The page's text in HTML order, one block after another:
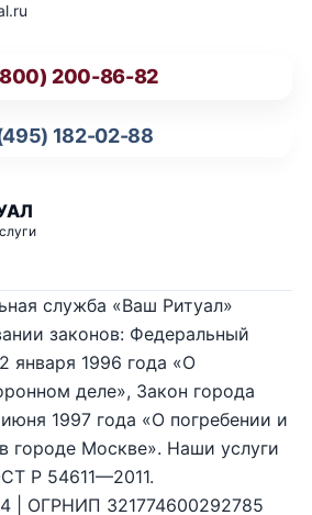
200-86-82
182-02-88
служба «Ваш Ритуал»
законов: Федеральный
января 1996 года «О
деле», Закон города
1997 года «О погребении и
городе Москве». Наши услуги
Р 54611—2011.
| ОГРНИП 321774600292785